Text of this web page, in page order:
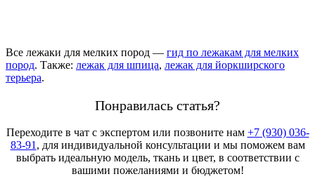
Все лежаки для мелких пород — гид по лежакам для мелких
пород. Также: лежак для шпица, лежак для йоркширского
терьера.
Понравилась статья?
Переходите в чат с экспертом или позвоните нам +7 (930) 036-
83-91 , для индивидуальной консультации и мы поможем вам
выбрать идеальную модель, ткань и цвет, в соответствии с
вашими пожеланиями и бюджетом!